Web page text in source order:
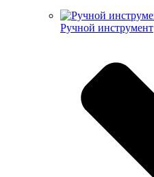
Ручной инструмент